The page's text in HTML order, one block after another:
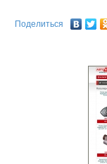
Поделиться